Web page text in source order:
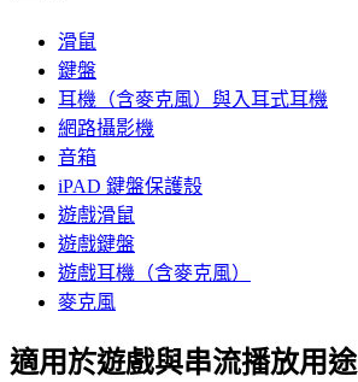
滑鼠
鍵盤
耳機（含麥克風）與入耳式耳機
網路攝影機
音箱
iPAD 鍵盤保護殼
遊戲滑鼠
遊戲鍵盤
遊戲耳機（含麥克風）
麥克風
適用於遊戲與串流播放用途